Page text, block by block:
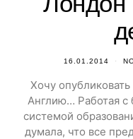
16.01.2014
Хочу
Англию… Работая с
системой
думала, что все